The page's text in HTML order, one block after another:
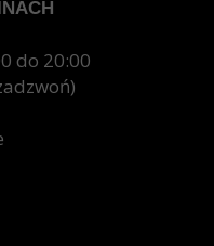
do 20:00właściwościom
i trwałość. Jeśli
i niskimi rachunkami
się właśnie na takie